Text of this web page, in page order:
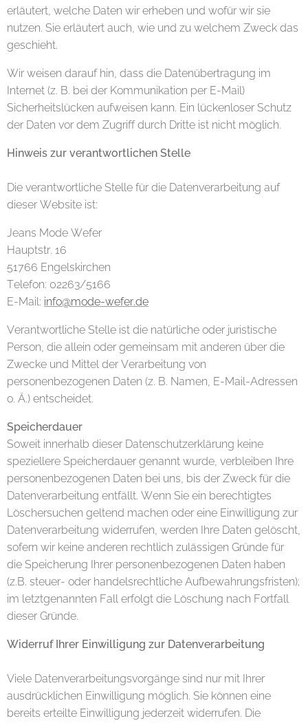
erläutert, welche Daten wir erheben und wofür wir sie
nutzen. Sie erläutert auch, wie und zu welchem Zweck das
geschieht.
Wir weisen darauf hin, dass die Datenübertragung im
Internet (z. B. bei der Kommunikation per E-Mail)
Sicherheitslücken aufweisen kann. Ein lückenloser Schutz
der Daten vor dem Zugriff durch Dritte ist nicht möglich.
Hinweis zur verantwortlichen Stelle
Die verantwortliche Stelle für die Datenverarbeitung auf
dieser Website ist:
Jeans Mode Wefer
Hauptstr. 16
51766 Engelskirchen
Telefon: 02263/5166
E-Mail: info@mode-wefer.de
Verantwortliche Stelle ist die natürliche oder juristische
Person, die allein oder gemeinsam mit anderen über die
Zwecke und Mittel der Verarbeitung von
personenbezogenen Daten (z. B. Namen, E-Mail-Adressen
o. Ä.) entscheidet.
Speicherdauer
Soweit innerhalb dieser Datenschutzerklärung keine
speziellere Speicherdauer genannt wurde, verbleiben Ihre
personenbezogenen Daten bei uns, bis der Zweck für die
Datenverarbeitung entfällt. Wenn Sie ein berechtigtes
Löschersuchen geltend machen oder eine Einwilligung zur
Datenverarbeitung widerrufen, werden Ihre Daten gelöscht,
sofern wir keine anderen rechtlich zulässigen Gründe für
die Speicherung Ihrer personenbezogenen Daten haben
(z.B. steuer- oder handelsrechtliche Aufbewahrungsfristen);
im letztgenannten Fall erfolgt die Löschung nach Fortfall
dieser Gründe.
Widerruf Ihrer Einwilligung zur Datenverarbeitung
Viele Datenverarbeitungsvorgänge sind nur mit Ihrer
ausdrücklichen Einwilligung möglich. Sie können eine
bereits erteilte Einwilligung jederzeit widerrufen. Die